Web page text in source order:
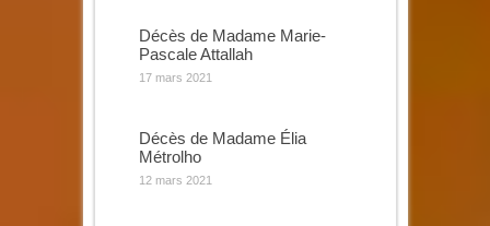
Décès de Madame Marie-
Pascale Attallah
17 mars 2021
Décès de Madame Élia
Métrolho
12 mars 2021